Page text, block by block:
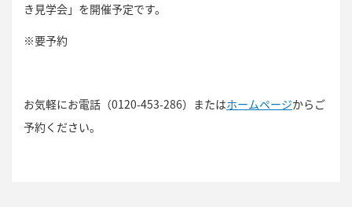
き見学会」を開催予定です。
※要予約
お気軽にお電話（0120-453-286）またはホームページからご
予約ください。